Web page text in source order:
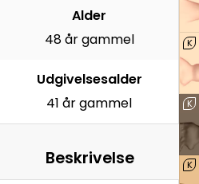
K
K
K
Alder
48 år gammel
Udgivelsesalder
41 år gammel
Beskrivelse